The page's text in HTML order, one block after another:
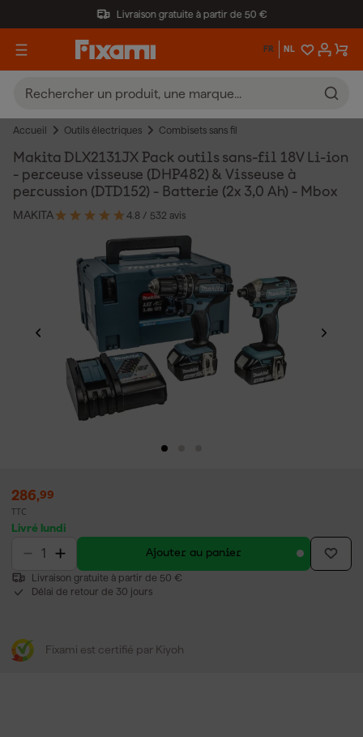
Livraison gratuite à partir de 50 €
FR NL
Accueil Outils électriques Combisets sans fil
Makita DLX2131JX Pack outils sans-fil 18V Li-ion
- perceuse visseuse (DHP482) & Visseuse à
percussion (DTD152) - Batterie (2x 3,0 Ah) - Mbox
MAKITA 4.8 / 532 avis
286,99
TTC
Livré lundi
Ajouter au panier
Livraison gratuite à partir de 50 €
Délai de retour de 30 jours
Fixami est certifié par Kiyoh